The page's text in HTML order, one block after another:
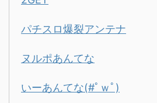
パチスロ爆裂アンテナ
ヌルポあんてな
いーあんてな(#ﾟｗﾟ)